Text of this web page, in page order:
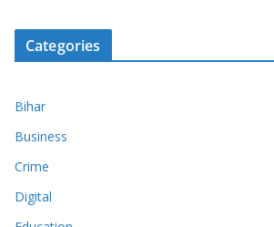
Categories
Bihar
Business
Crime
Digital